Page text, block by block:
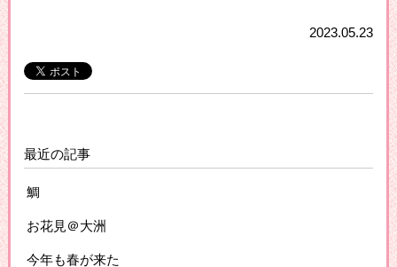
2023.05.23
最近の記事
鯛
お花見＠大洲
今年も春が来た